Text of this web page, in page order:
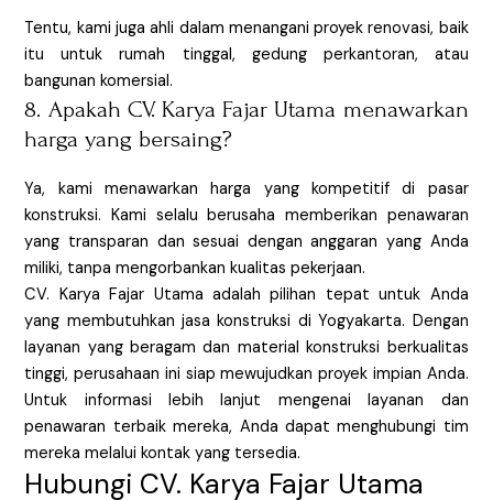
Tentu, kami juga ahli dalam menangani proyek renovasi, baik
itu untuk rumah tinggal, gedung perkantoran, atau
bangunan komersial.
8. Apakah CV. Karya Fajar Utama menawarkan
harga yang bersaing?
Ya, kami menawarkan harga yang kompetitif di pasar
konstruksi. Kami selalu berusaha memberikan penawaran
yang transparan dan sesuai dengan anggaran yang Anda
miliki, tanpa mengorbankan kualitas pekerjaan.
CV. Karya Fajar Utama adalah pilihan tepat untuk Anda
yang membutuhkan jasa konstruksi di Yogyakarta. Dengan
layanan yang beragam dan material konstruksi berkualitas
tinggi, perusahaan ini siap mewujudkan proyek impian Anda.
Untuk informasi lebih lanjut mengenai layanan dan
penawaran terbaik mereka, Anda dapat menghubungi tim
mereka melalui kontak yang tersedia.
Hubungi CV. Karya Fajar Utama